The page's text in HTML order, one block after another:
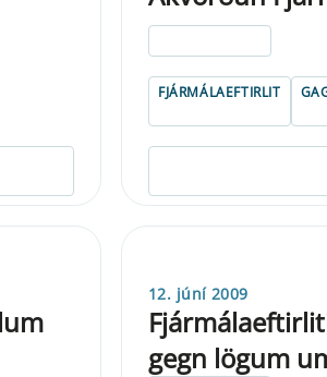
FJÁRMÁLAEFTIRLIT
12. júní 2009
gegn lögum